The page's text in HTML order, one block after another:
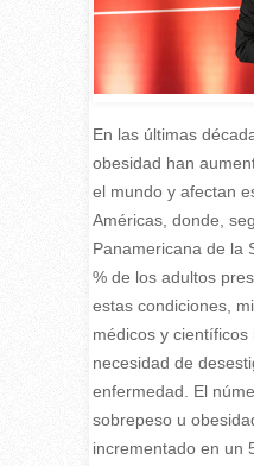
En las últimas
obesidad han
el mundo y afectan
Américas, donde,
Panamericana de la
% de los adultos
estas condiciones,
médicos y científicos
necesidad de
enfermedad. El
sobrepeso u
incrementado en un